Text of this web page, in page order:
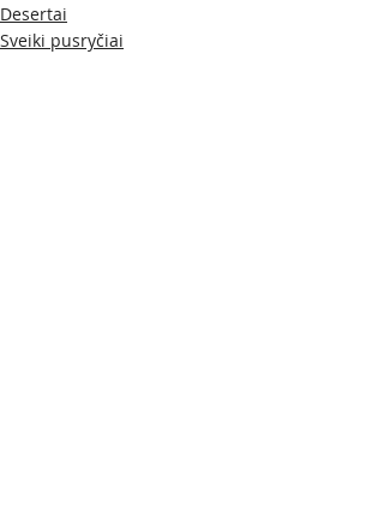
Desertai
Sveiki pusryčiai